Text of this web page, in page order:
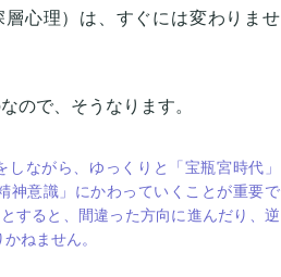
心理）は、すぐには変わりませ
ので、そうなります。
ながら、ゆっくりと「宝瓶宮時代」
神意識」にかわっていくことが重要で
すると、間違った方向に進んだり、逆
ねません。